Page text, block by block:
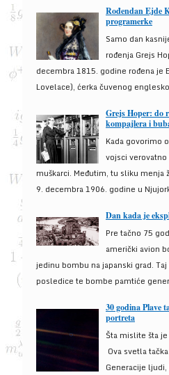
Rođendan Ejde
programerke
Samo dan
rođenja Grejs
decembra 1815. godine rođena je
Lovelace), ćerka čuvenog
Grejs Hoper: do
kompajlera i
Kada govorimo
vojsci
muškarci. Međutim, tu sliku menja
9. decembra 1906. godine u
Dan kada je
Pre tačno 75
američki avion
jedinu bombu na japanski grad.
posledice te bombe pamtiće
30 godina Plave
portreta
Šta mislite šta
Ova svetla
Generacije